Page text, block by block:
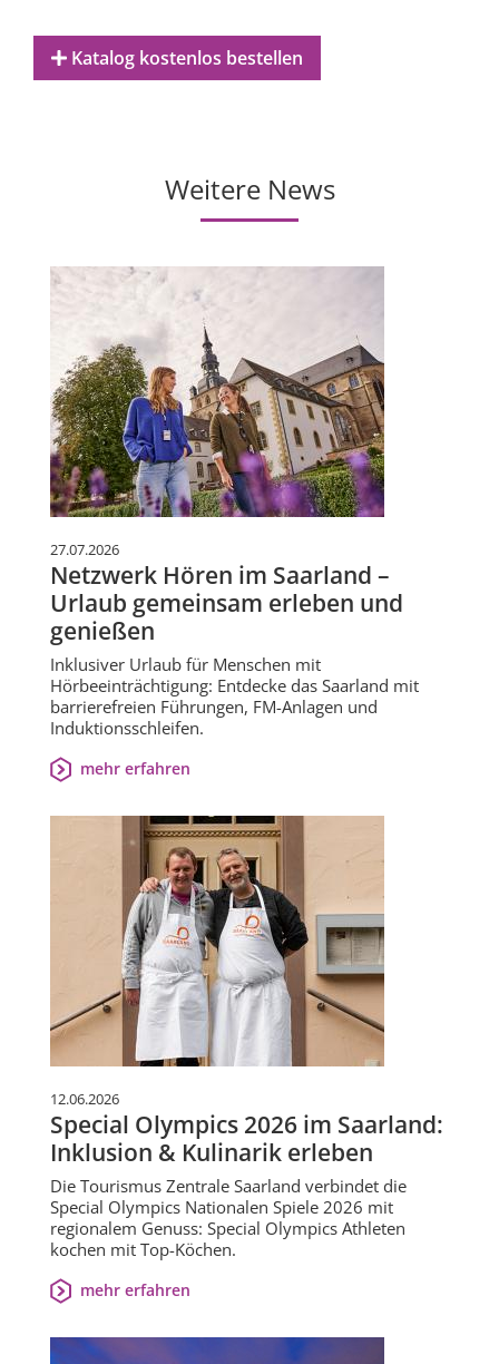
Katalog kostenlos bestellen
Weitere News
27.07.2026
Netzwerk Hören im Saarland –
Urlaub gemeinsam erleben und
genießen
Inklusiver Urlaub für Menschen mit
Hörbeeinträchtigung: Entdecke das Saarland mit
barrierefreien Führungen, FM-Anlagen und
Induktionsschleifen.
mehr erfahren
12.06.2026
Special Olympics 2026 im Saarland:
Inklusion & Kulinarik erleben
Die Tourismus Zentrale Saarland verbindet die
Special Olympics Nationalen Spiele 2026 mit
regionalem Genuss: Special Olympics Athleten
kochen mit Top-Köchen.
mehr erfahren